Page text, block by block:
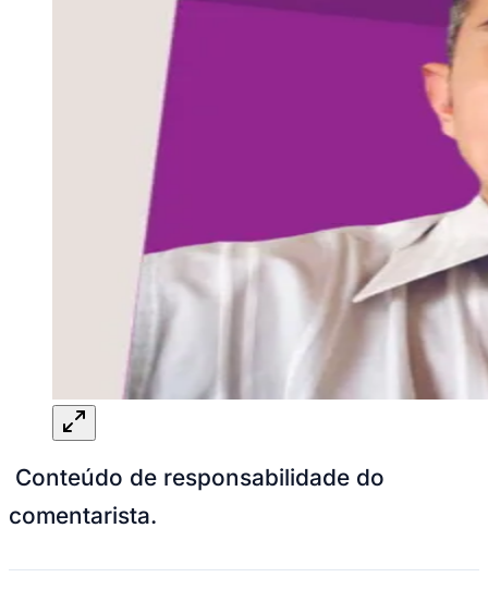
Conteúdo de responsabilidade do
comentarista.